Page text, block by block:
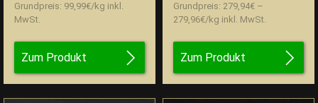
Grundpreis: 99,99€/kg inkl.
MwSt.
Zum Produkt
Grundpreis: 279,94€ –
279,96€/kg inkl. MwSt.
Zum Produkt